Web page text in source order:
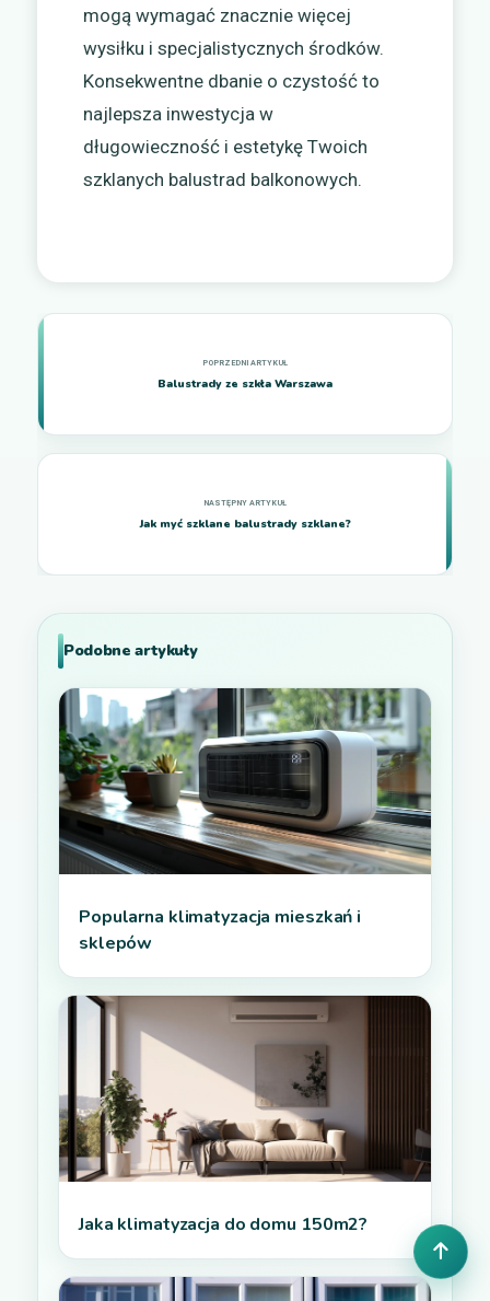
mogą wymagać znacznie więcej
wysiłku i specjalistycznych środków.
Konsekwentne dbanie o czystość to
najlepsza inwestycja w
długowieczność i estetykę Twoich
szklanych balustrad balkonowych.
Balustrady ze szkła Warszawa
Jak myć szklane balustrady szklane?
Podobne artykuły
Popularna klimatyzacja mieszkań i
sklepów
Jaka klimatyzacja do domu 150m2?